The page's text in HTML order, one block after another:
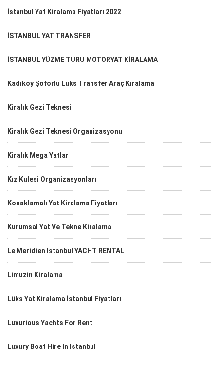
İstanbul Yat Kiralama Fiyatları 2022
İSTANBUL YAT TRANSFER
İSTANBUL YÜZME TURU MOTORYAT KİRALAMA
Kadıköy Şoförlü Lüks Transfer Araç Kiralama
Kiralık Gezi Teknesi
Kiralık Gezi Teknesi Organizasyonu
Kiralık Mega Yatlar
Kız Kulesi Organizasyonları
Konaklamalı Yat Kiralama Fiyatları
Kurumsal Yat Ve Tekne Kiralama
Le Meridien Istanbul YACHT RENTAL
Limuzin Kiralama
Lüks Yat Kiralama İstanbul Fiyatları
Luxurious Yachts For Rent
Luxury Boat Hire In Istanbul